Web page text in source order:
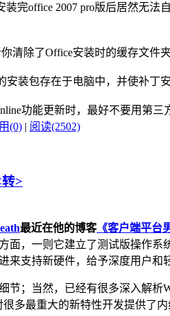
完office 2007 pro版后居然无法
清除了Office安装时的缓存文件夹
安装包存在于电脑中，并使补丁
功能更新时，最好不要用第三
(0) | 阅读(2502)
>
最近在他的博客《客户端平台
，一则它建立了测试版操作系
来支持新硬件，给予深度用户和
；当然，已经有很多深入解析
很多最重大的新特性开发提供了内